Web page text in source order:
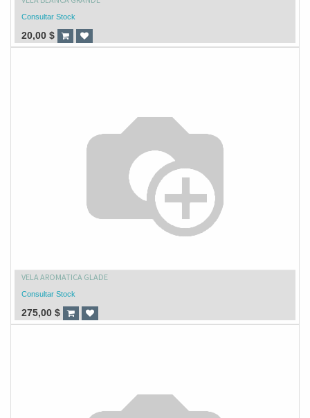
Consultar Stock
20,00 $
VELA AROMATICA GLADE
Consultar Stock
275,00 $